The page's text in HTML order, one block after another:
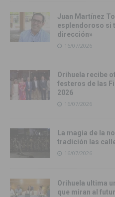
Juan Martínez
esplendoroso si
dirección»
16/07/2026
Orihuela recibe
festeros de las
2026
16/07/2026
La magia de la
tradición las
16/07/2026
Orihuela ultima
que miran al